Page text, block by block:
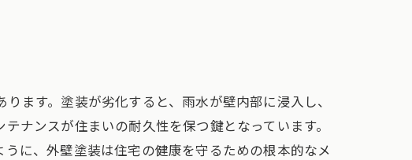
ます。塗装が劣化すると、雨水が壁内部に浸入し、
ナンスが住まいの耐久性を保つ鍵となっています。
に、外壁塗装は住宅の健康を守るための根本的なメ